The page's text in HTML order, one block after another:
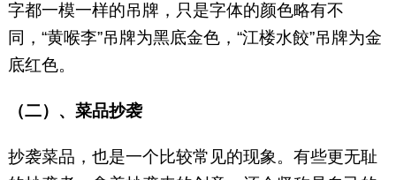
字都一模一样的吊牌，只是字体的颜色略有不
同，“黄喉李”吊牌为黑底金色，“江楼水餃”吊牌为金
底红色。
（二）、菜品抄袭
抄袭菜品，也是一个比较常见的现象。有些更无耻